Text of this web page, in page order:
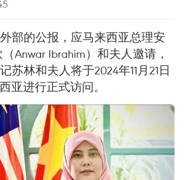
部的公报，应马来西亚总理安
Anwar Ibrahim）和夫人邀请，
苏林和夫人将于2024年11月21日
亚进行正式访问。